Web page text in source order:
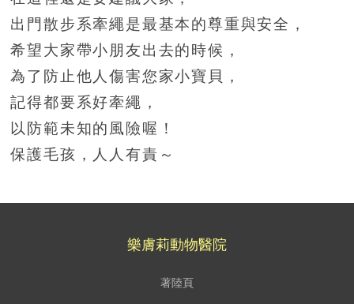
出門散步系牽繩是最基本的尊重與安全，
希望大家帶小朋友出去的時候，
為了防止他人傷害您家小寶貝，
記得都要系好牽繩，
以防範未知的風險喔！
保護毛孩，人人有責～
樂膚莉動物醫院
著陸頁